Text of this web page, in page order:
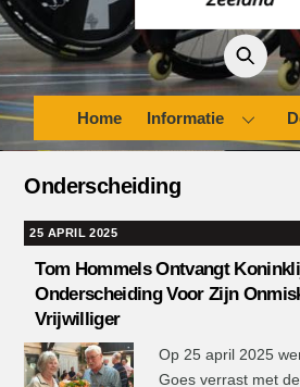
Home Informatie
Onderscheiding
25 APRIL 2025
Tom Hommels Ontvangt
Onderscheiding Voor Zijn
Vrijwilliger
Op 25 april 2025
Goes verrast met